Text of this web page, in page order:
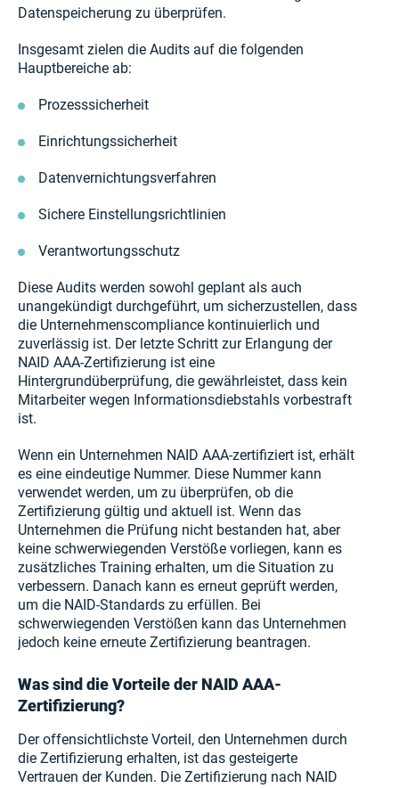
Datenspeicherung zu überprüfen.
Insgesamt zielen die Audits auf die folgenden
Hauptbereiche ab:
Prozesssicherheit
Einrichtungssicherheit
Datenvernichtungsverfahren
Sichere Einstellungsrichtlinien
Verantwortungsschutz
Diese Audits werden sowohl geplant als auch
unangekündigt durchgeführt, um sicherzustellen, dass
die Unternehmenscompliance kontinuierlich und
zuverlässig ist. Der letzte Schritt zur Erlangung der
NAID AAA-Zertifizierung ist eine
Hintergrundüberprüfung, die gewährleistet, dass kein
Mitarbeiter wegen Informationsdiebstahls vorbestraft
ist.
Wenn ein Unternehmen NAID AAA-zertifiziert ist, erhält
es eine eindeutige Nummer. Diese Nummer kann
verwendet werden, um zu überprüfen, ob die
Zertifizierung gültig und aktuell ist. Wenn das
Unternehmen die Prüfung nicht bestanden hat, aber
keine schwerwiegenden Verstöße vorliegen, kann es
zusätzliches Training erhalten, um die Situation zu
verbessern. Danach kann es erneut geprüft werden,
um die NAID-Standards zu erfüllen. Bei
schwerwiegenden Verstößen kann das Unternehmen
jedoch keine erneute Zertifizierung beantragen.
Was sind die Vorteile der NAID AAA-
Zertifizierung?
Der offensichtlichste Vorteil, den Unternehmen durch
die Zertifizierung erhalten, ist das gesteigerte
Vertrauen der Kunden. Die Zertifizierung nach NAID